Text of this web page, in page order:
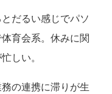
だるい感じでパソ
育会系。休みに関
しい。
の連携に滞りが生